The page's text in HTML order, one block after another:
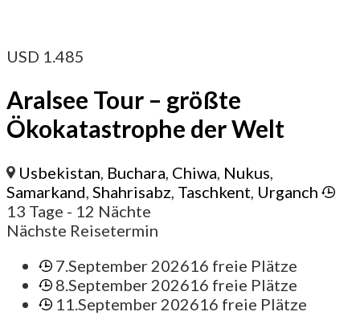
USD 1.485
Aralsee Tour – größte
Ökokatastrophe der Welt
Usbekistan, Buchara, Chiwa, Nukus,
Samarkand, Shahrisabz, Taschkent, Urganch
13 Tage - 12 Nächte
Nächste Reisetermin
7.September 202616 freie Plätze
8.September 202616 freie Plätze
11.September 202616 freie Plätze